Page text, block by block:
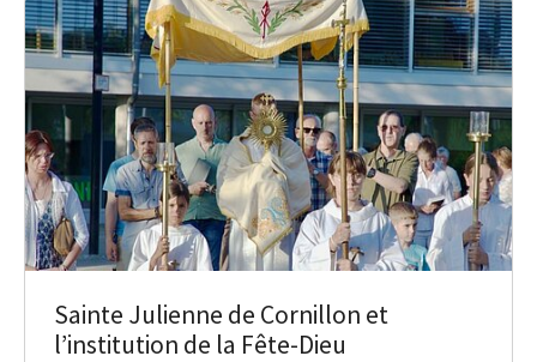
Sainte Julienne de Cornillon et
l’institution de la Fête-Dieu